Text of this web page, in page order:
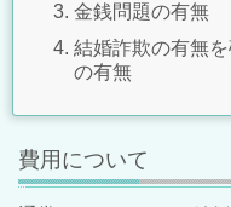
金銭問題の有無
結婚詐欺の有無
の有無
費用について